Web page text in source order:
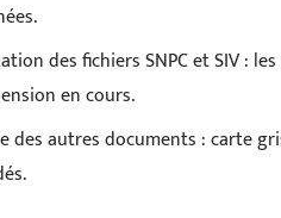
des fichiers SNPC et SIV :
en cours.
des autres documents : carte